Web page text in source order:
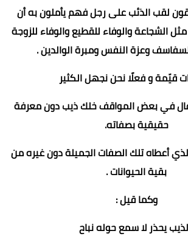
لقب الذئب على رجل فهم يأملون به أن
الشجاعة والوفاء للقطيع والوفاء للزوجة
وعزة النفس ومبرة الوالدين .
قيّمة و فعلًا نحن نجهل الكثير
في بعض المواقف خلك ذيب دون معرفة
حقيقية بصفاته.
أعطاه تلك الصفات الجميلة دون غيره من
بقية الحيوانات .
وكما قيل :
يحذر لا سمع حوله نباح